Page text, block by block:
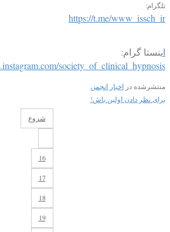
تلگرام:
https://t.me/www_issch_ir
اینستا گرام:
society_of_clinical_hypnosis/
منتشرشده در اخبار انجمن
برای نظر دادن اولین باش!
شروع
16
17
18
19